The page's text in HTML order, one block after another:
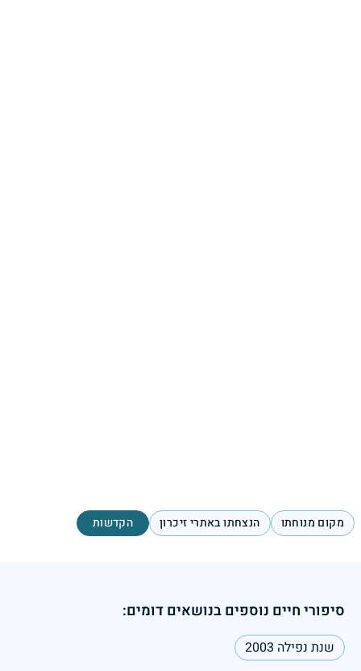
מקום מנוחתו הנצחתו באתרי זיכרון הקדשות
סיפורי חיים נוספים בנושאים דומים:
שנת נפילה 2003